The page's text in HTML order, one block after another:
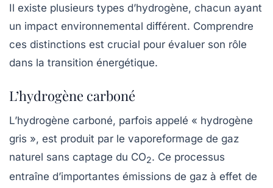
Il existe plusieurs types d’hydrogène, chacun ayant
un impact environnemental différent. Comprendre
ces distinctions est crucial pour évaluer son rôle
dans la transition énergétique.
L’hydrogène carboné
L’hydrogène carboné, parfois appelé « hydrogène
gris », est produit par le vaporeformage de gaz
naturel sans captage du CO2. Ce processus
entraîne d’importantes émissions de gaz à effet de